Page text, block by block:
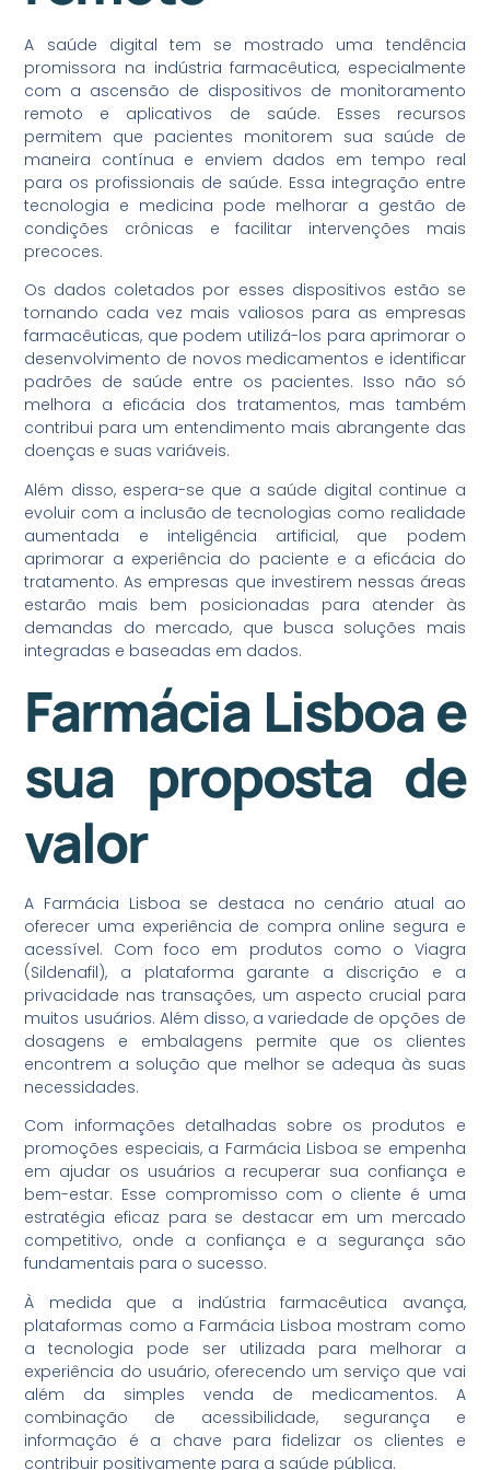
A saúde digital tem se mostrado uma tendência
promissora na indústria farmacêutica, especialmente
com a ascensão de dispositivos de monitoramento
remoto e aplicativos de saúde. Esses recursos
permitem que pacientes monitorem sua saúde de
maneira contínua e enviem dados em tempo real
para os profissionais de saúde. Essa integração entre
tecnologia e medicina pode melhorar a gestão de
condições crônicas e facilitar intervenções mais
precoces.
Os dados coletados por esses dispositivos estão se
tornando cada vez mais valiosos para as empresas
farmacêuticas, que podem utilizá-los para aprimorar o
desenvolvimento de novos medicamentos e identificar
padrões de saúde entre os pacientes. Isso não só
melhora a eficácia dos tratamentos, mas também
contribui para um entendimento mais abrangente das
doenças e suas variáveis.
Além disso, espera-se que a saúde digital continue a
evoluir com a inclusão de tecnologias como realidade
aumentada e inteligência artificial, que podem
aprimorar a experiência do paciente e a eficácia do
tratamento. As empresas que investirem nessas áreas
estarão mais bem posicionadas para atender às
demandas do mercado, que busca soluções mais
integradas e baseadas em dados.
Farmácia Lisboa e
sua proposta de
valor
A Farmácia Lisboa se destaca no cenário atual ao
oferecer uma experiência de compra online segura e
acessível. Com foco em produtos como o Viagra
(Sildenafil), a plataforma garante a discrição e a
privacidade nas transações, um aspecto crucial para
muitos usuários. Além disso, a variedade de opções de
dosagens e embalagens permite que os clientes
encontrem a solução que melhor se adequa às suas
necessidades.
Com informações detalhadas sobre os produtos e
promoções especiais, a Farmácia Lisboa se empenha
em ajudar os usuários a recuperar sua confiança e
bem-estar. Esse compromisso com o cliente é uma
estratégia eficaz para se destacar em um mercado
competitivo, onde a confiança e a segurança são
fundamentais para o sucesso.
À medida que a indústria farmacêutica avança,
plataformas como a Farmácia Lisboa mostram como
a tecnologia pode ser utilizada para melhorar a
experiência do usuário, oferecendo um serviço que vai
além da simples venda de medicamentos. A
combinação de acessibilidade, segurança e
informação é a chave para fidelizar os clientes e
contribuir positivamente para a saúde pública.